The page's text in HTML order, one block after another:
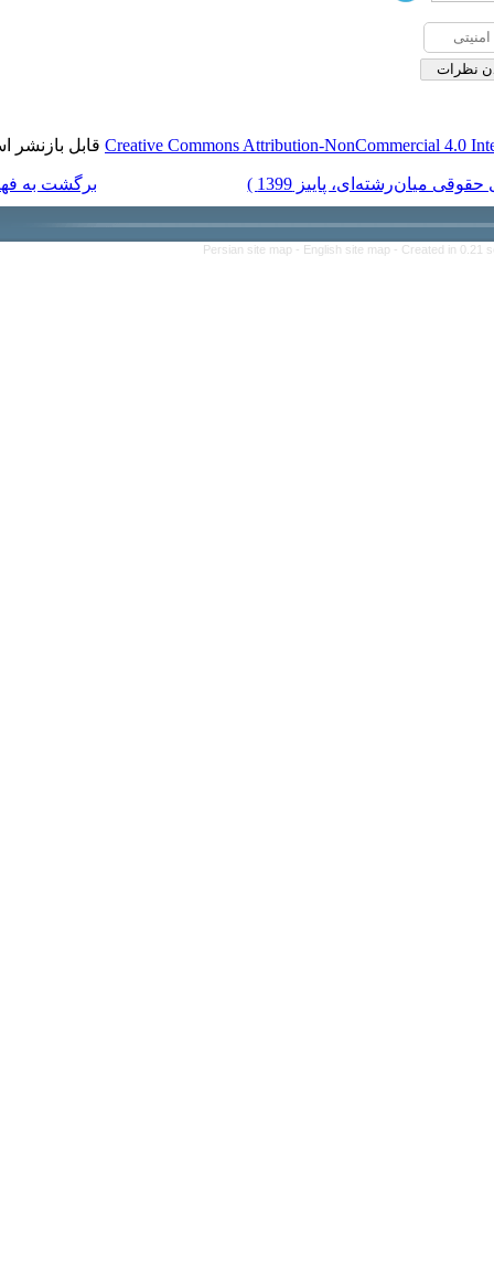
Creative Commons Attribution-قابل بازنشر است.
برگشت به فهرست نسخه ها
Persian site map -English